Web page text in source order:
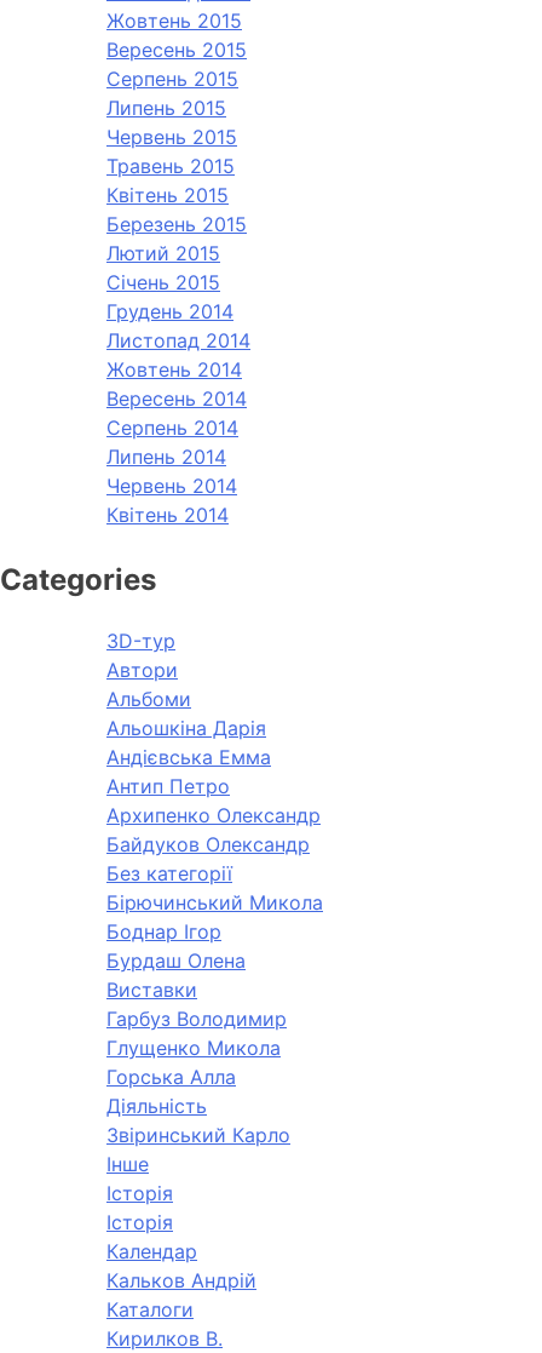
Жовтень 2015
Вересень 2015
Серпень 2015
Липень 2015
Червень 2015
Травень 2015
Квітень 2015
Березень 2015
Лютий 2015
Січень 2015
Грудень 2014
Листопад 2014
Жовтень 2014
Вересень 2014
Серпень 2014
Липень 2014
Червень 2014
Квітень 2014
Categories
3D-тур
Автори
Альбоми
Альошкіна Дарія
Андієвська Емма
Антип Петро
Архипенко Олександр
Байдуков Олександр
Без категорії
Бірючинський Микола
Боднар Ігор
Бурдаш Олена
Виставки
Гарбуз Володимир
Глущенко Микола
Горська Алла
Діяльність
Звіринський Карло
Інше
Історія
Історія
Календар
Кальков Андрій
Каталоги
Кирилков В.